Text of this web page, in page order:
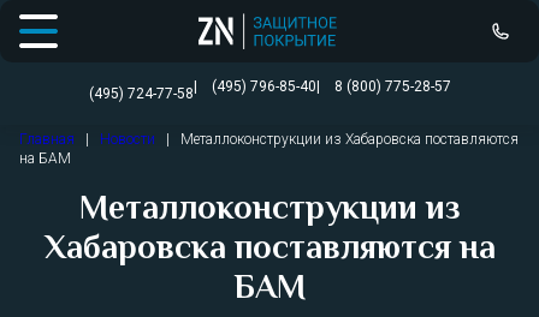
Открыть меню
(495) 724-77-58 (495) 796-85-40 8 (800) 775-28-57
Главная Новости
Металлоконструкции из Хабаровска поставляются
на БАМ
Металлоконструкции из
Хабаровска поставляются на
БАМ